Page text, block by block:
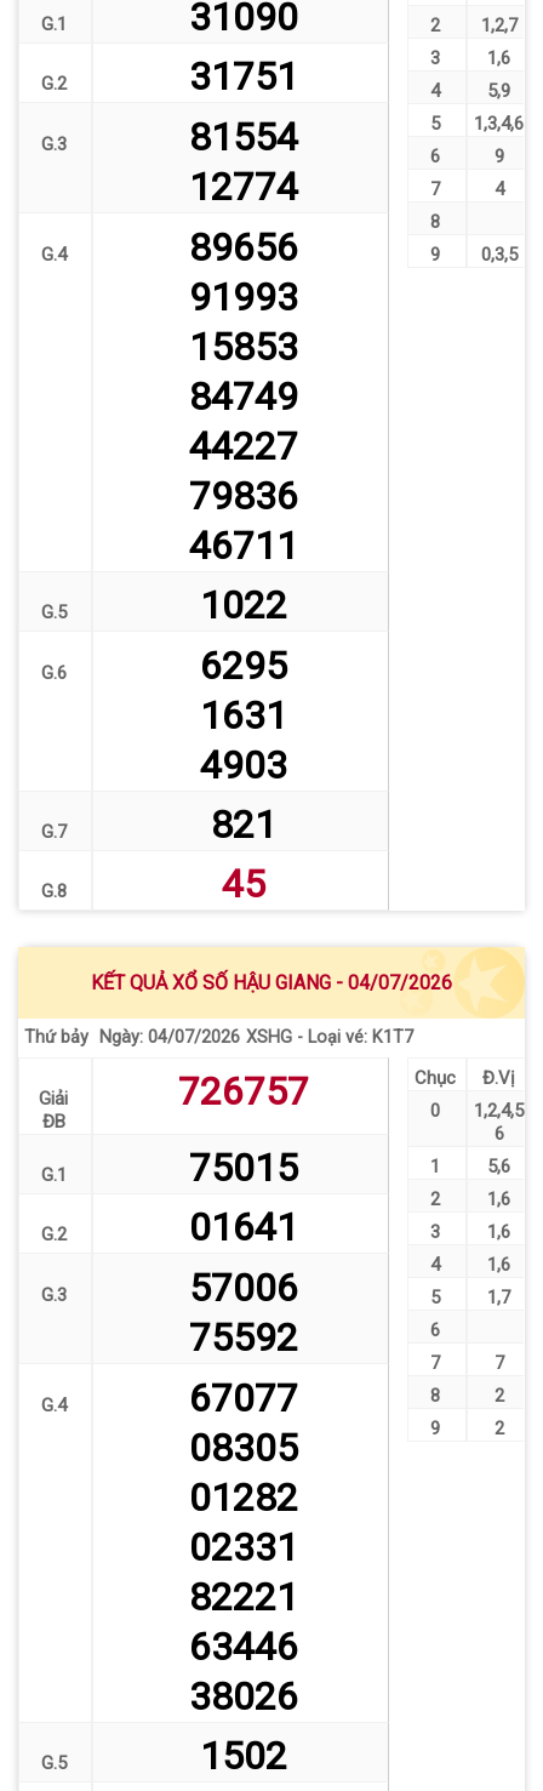
G.1 31090
G.2 31751
G.3
81554
12774
G.4
89656
91993
15853
84749
44227
79836
46711
G.5 1022
G.6
6295
1631
4903
G.7 821
G.8 45
2
1,2,7
3
1,6
4
5,9
5
1,3,4,6
6
9
7
4
8
9
0,3,5
KẾT QUẢ XỔ SỐ HẬU GIANG - 04/07/2026
Thứ bảy Ngày: 04/07/2026 XSHG - Loại vé: K1T7
Giải
ĐB
726757
G.1 75015
G.2 01641
G.3
57006
75592
G.4
67077
08305
01282
02331
82221
63446
38026
G.5 1502
Chục
Đ.Vị
0
1,2,4,5
6
1
5,6
2
1,6
3
1,6
4
1,6
5
1,7
6
7
7
8
2
9
2